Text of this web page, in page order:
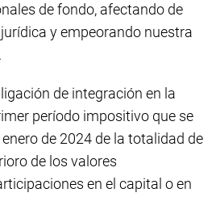
de fondo, afectando de
y empeorando nuestra
de integración en la
período impositivo que se
de 2024 de la totalidad de
de los valores
en el capital o en